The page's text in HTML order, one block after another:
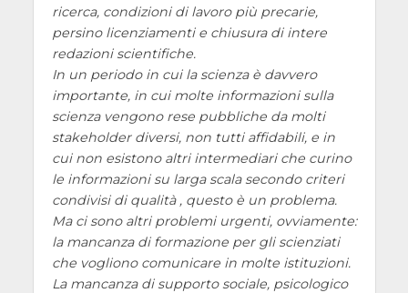
ricerca, condizioni di lavoro più precarie,
persino licenziamenti e chiusura di intere
redazioni scientifiche.
In un periodo in cui la scienza è davvero
importante, in cui molte informazioni sulla
scienza vengono rese pubbliche da molti
stakeholder diversi, non tutti affidabili, e in
cui non esistono altri intermediari che curino
le informazioni su larga scala secondo criteri
condivisi di qualità , questo è un problema.
Ma ci sono altri problemi urgenti, ovviamente:
la mancanza di formazione per gli scienziati
che vogliono comunicare in molte istituzioni.
La mancanza di supporto sociale, psicologico